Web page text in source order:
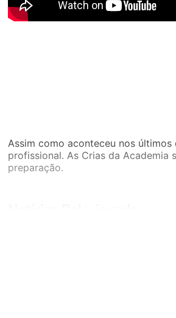
Assim como aconteceu nos
profissional. As Crias da Academia
preparação.